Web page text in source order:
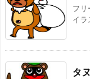
フリ
イ
タ